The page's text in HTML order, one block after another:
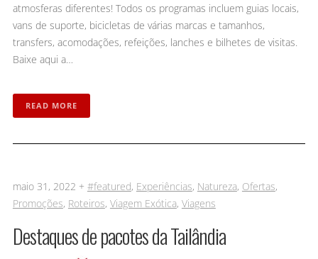
atmosferas diferentes! Todos os programas incluem guias locais,
vans de suporte, bicicletas de várias marcas e tamanhos,
transfers, acomodações, refeições, lanches e bilhetes de visitas.
Baixe aqui a…
READ MORE
maio 31, 2022 + #featured, Experiências, Natureza, Ofertas,
Promoções, Roteiros, Viagem Exótica, Viagens
Destaques de pacotes da Tailândia